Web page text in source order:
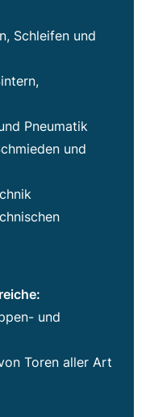
Schleifen und
Pneumatik
und
und
Toren aller Art